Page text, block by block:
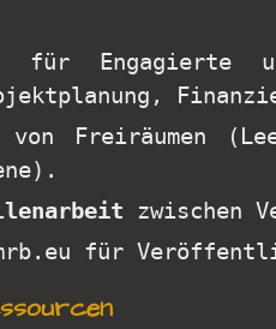
für Engagierte
von Freiräumen
zwischen
für